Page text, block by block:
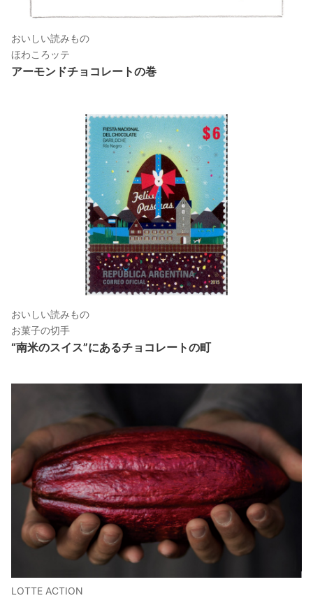
おいしい読みもの
ほわころッテ
アーモンドチョコレートの巻
おいしい読みもの
お菓子の切手
“南米のスイス”にあるチョコレートの町
LOTTE ACTION